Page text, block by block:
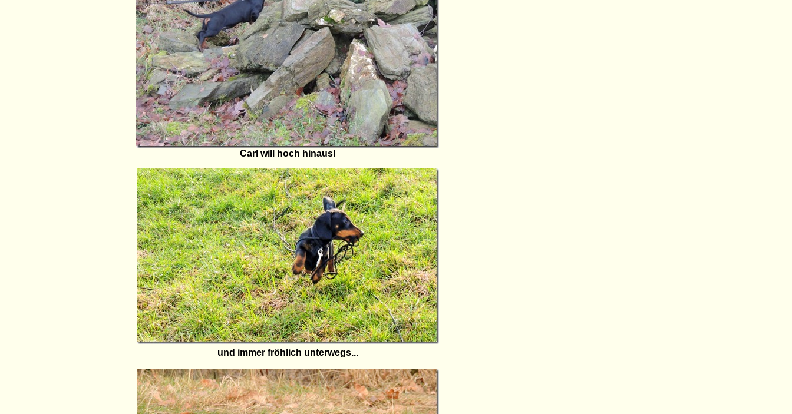
Carl will hoch hinaus!
und immer fröhlich unterwegs...